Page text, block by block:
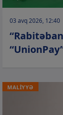
03 avq 2026, 12:40
MALİYYƏ